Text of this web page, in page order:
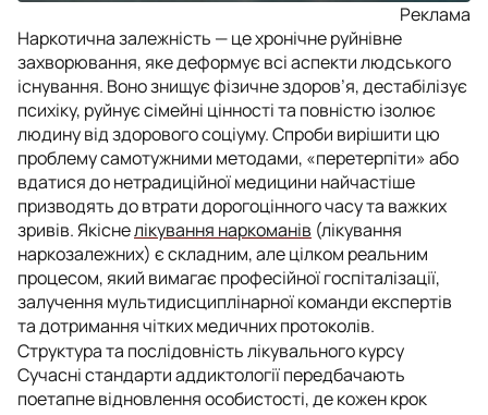
Реклама
Наркотична залежність — це хронічне руйнівне
захворювання, яке деформує всі аспекти людського
існування. Воно знищує фізичне здоров’я, дестабілізує
психіку, руйнує сімейні цінності та повністю ізолює
людину від здорового соціуму. Спроби вирішити цю
проблему самотужними методами, «перетерпіти» або
вдатися до нетрадиційної медицини найчастіше
призводять до втрати дорогоцінного часу та важких
зривів. Якіснелікування наркоманів (лікування
наркозалежних) є складним, але цілком реальним
процесом, який вимагає професійної госпіталізації,
залучення мультидисциплінарної команди експертів
та дотримання чітких медичних протоколів.
Структура та послідовність лікувального курсу
Сучасні стандарти аддиктології передбачають
поетапне відновлення особистості, де кожен крок